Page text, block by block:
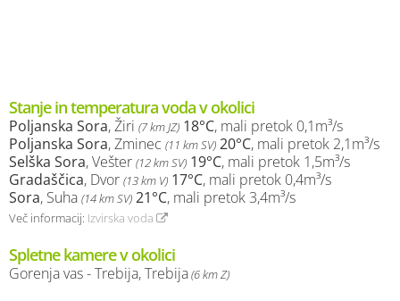
Stanje in temperatura voda v okolici
Poljanska Sora, Žiri (7 km JZ) 18°C, mali pretok 0,1m³/s
Poljanska Sora, Zminec (11 km SV) 20°C, mali pretok 2,1m³/s
Selška Sora, Vešter (12 km SV) 19°C, mali pretok 1,5m³/s
Gradaščica, Dvor (13 km V) 17°C, mali pretok 0,4m³/s
Sora, Suha (14 km SV) 21°C, mali pretok 3,4m³/s
Več informacij: Izvirska voda
Spletne kamere v okolici
Gorenja vas - Trebija, Trebija(6 km Z)